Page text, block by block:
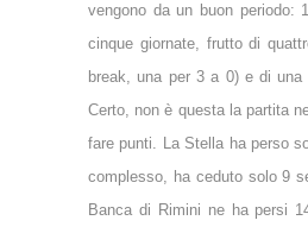
vengono da un buon periodo:
cinque giornate, frutto di
break, una per 3 a 0) e di
Certo, non è questa la partita
fare punti. La Stella ha perso
complesso, ha ceduto solo 9
Banca di Rimini ne ha persi